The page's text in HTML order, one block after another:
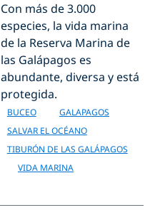
Con más de 3.000
especies, la vida marina
de la Reserva Marina de
las Galápagos es
abundante, diversa y está
protegida.
BUCEO
GALAPAGOS
SALVAR EL OCÉANO
TIBURÓN DE LAS GALÁPAGOS
VIDA MARINA